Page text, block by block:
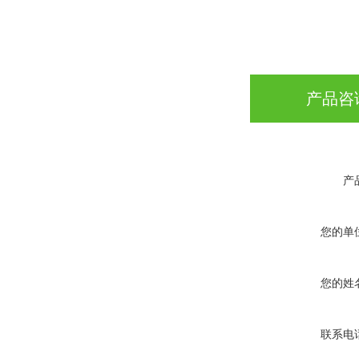
产品咨
产
您的单
您的姓
联系电